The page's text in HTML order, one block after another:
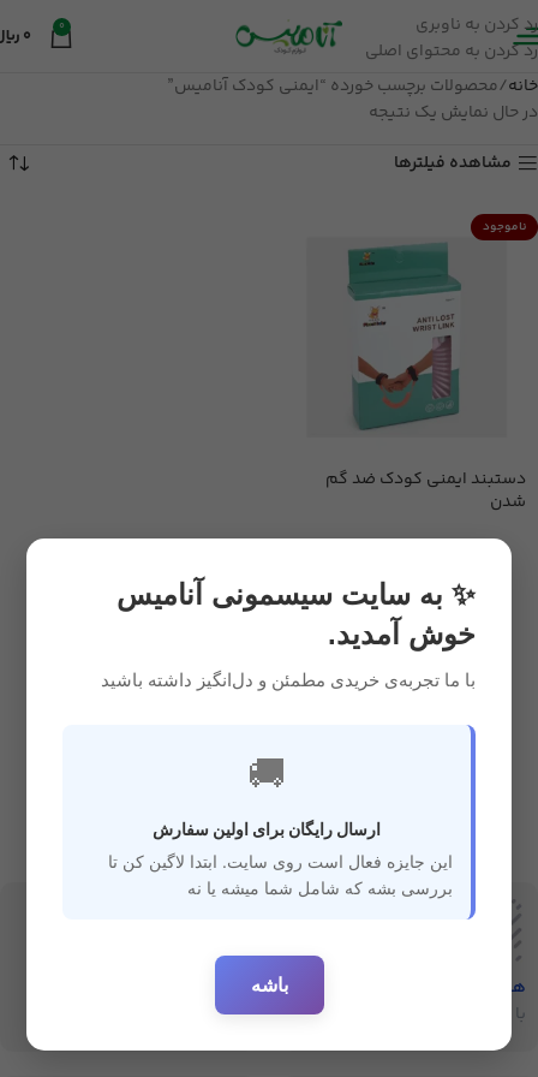
رد کردن به ناوبری
رد کردن به محتوای اصلی
0
0
خانه محصولات برچسب خورده “ایمنی کودک آنامیس”
در حال نمایش یک نتیجه
مشاهده فیلترها
ناموجود
دستبند ایمنی کودک ضد گم
شدن
سیسمونی,ایمنی و مراقبتی
هفت‌روز‌ضمانت‌بازگشت
با خیال راحت خرید کنید
ارسال سریع
✨ به سایت سیسمونی آنامیس
خوش آمدید.
با ما تجربه‌ی خریدی مطمئن و دل‌انگیز داشته باشید
🚚
ارسال رایگان برای اولین سفارش
این جایزه فعال است روی سایت. ابتدا لاگین کن تا
بررسی بشه که شامل شما میشه یا نه
باشه